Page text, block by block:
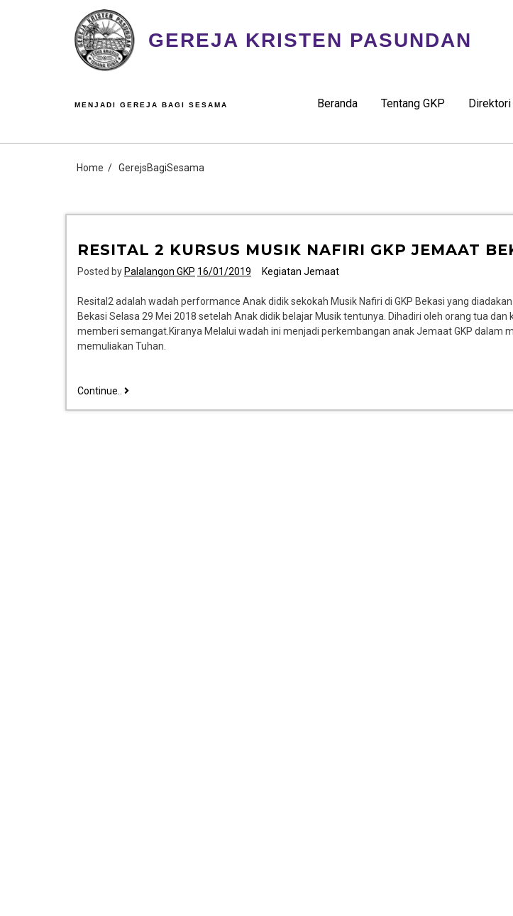
GEREJA KRISTEN PASUNDAN
Beranda Tentang GKP Direktori
MENJADI GEREJA BAGI SESAMA
Home GerejsBagiSesama
RESITAL 2 KURSUS MUSIK NAFIRI GKP JEMAAT
Posted by Palalangon GKP 16/01/2019 Kegiatan Jemaat
Resital2 adalah wadah performance Anak didik sekokah Musik Nafiri di GKP Bekasi yang diadakan
Bekasi Selasa 29 Mei 2018 setelah Anak didik belajar Musik tentunya. Dihadiri oleh orang tua dan
memberi semangat.Kiranya Melalui wadah ini menjadi perkembangan anak Jemaat GKP dalam
memuliakan Tuhan.
Continue..